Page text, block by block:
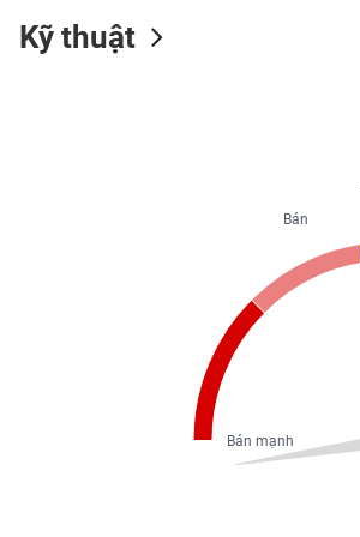
Kỹ thuật
Bán
Bán mạnh